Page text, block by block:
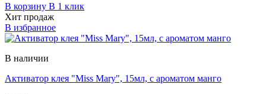
В корзину В 1 клик
Хит продаж
В избранное
В наличии
Активатор клея "Miss Mary", 15мл, c ароматом манго